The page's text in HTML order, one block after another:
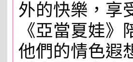
外的快樂，享
《亞當夏娃
他們的情色遐